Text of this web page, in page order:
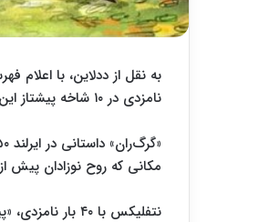
به نقل از ددلاین، با
نامزدی در ۱۰ شاخه پیشتاز این دوره از جوایز شدند.
مکانی که روح‌ نوزادان پیش